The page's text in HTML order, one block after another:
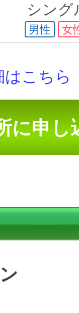
シング
男性 女
こちら
に申し